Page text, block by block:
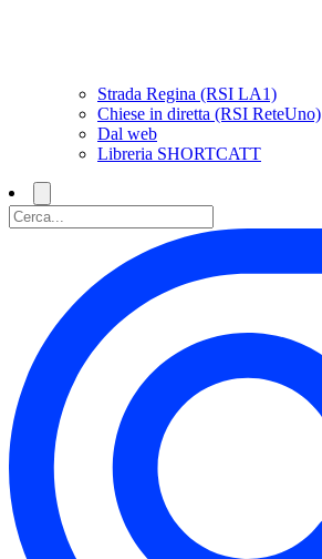
Strada Regina (RSI LA1)
Chiese in diretta (RSI ReteUno)
Dal web
Libreria SHORTCATT